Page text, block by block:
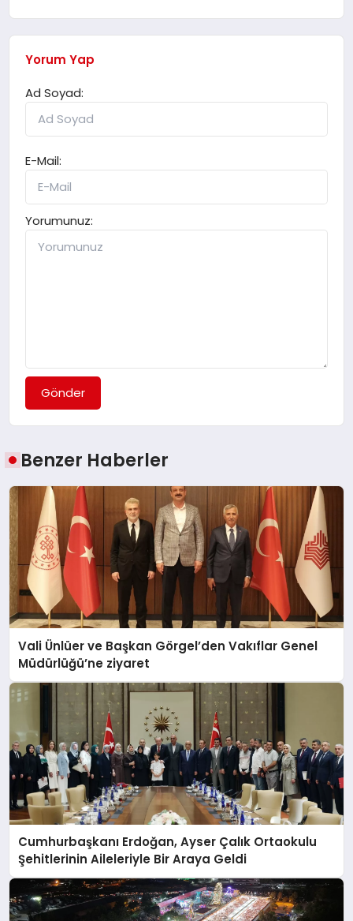
Yorum Yap
Ad Soyad:
E-Mail:
Yorumunuz:
Gönder
Benzer Haberler
Vali Ünlüer ve Başkan Görgel’den Vakıflar Genel
Müdürlüğü’ne ziyaret
Cumhurbaşkanı Erdoğan, Ayser Çalık Ortaokulu
Şehitlerinin Aileleriyle Bir Araya Geldi